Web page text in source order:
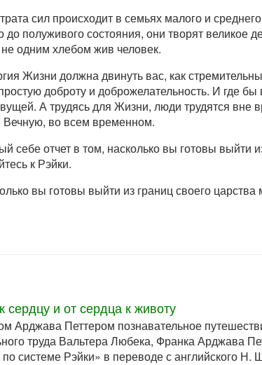
сил происходит в семьях малого и
до полуживого состояния, они творят великое
одним хлебом жив человек.
Жизни должна двинуть вас, как
доброту и доброжелательность. И где
А трудясь для Жизни, люди трудятся вне
Вечную, во всем временном.
себе отчет в том, насколько вы готовы выйти
к Рэйки.
вы готовы выйти из границ своего
сердцу и от сердца к животу
Арджава Петтером познавательное
труда Вальтера Любека, Франка Арджава
системе Рэйки» в переводе с английского Н.